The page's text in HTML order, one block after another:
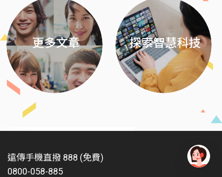
更多文章 探索智慧科技
遠傳手機直撥 888 (免費)
0800-058-885